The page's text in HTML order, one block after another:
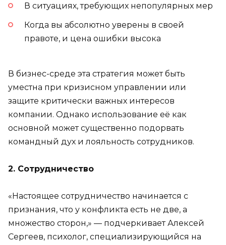
В ситуациях, требующих непопулярных мер
Когда вы абсолютно уверены в своей
правоте, и цена ошибки высока
В бизнес-среде эта стратегия может быть
уместна при кризисном управлении или
защите критически важных интересов
компании. Однако использование её как
основной может существенно подорвать
командный дух и лояльность сотрудников.
2. Сотрудничество
«Настоящее сотрудничество начинается с
признания, что у конфликта есть не две, а
множество сторон,» — подчеркивает Алексей
Сергеев, психолог, специализирующийся на